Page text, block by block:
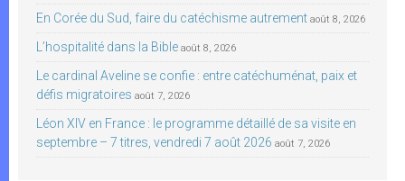
En Corée du Sud, faire du catéchisme autrement août 8, 2026
L’hospitalité dans la Bible août 8, 2026
Le cardinal Aveline se confie : entre catéchuménat, paix et
défis migratoires août 7, 2026
Léon XIV en France : le programme détaillé de sa visite en
septembre – 7 titres, vendredi 7 août 2026 août 7, 2026